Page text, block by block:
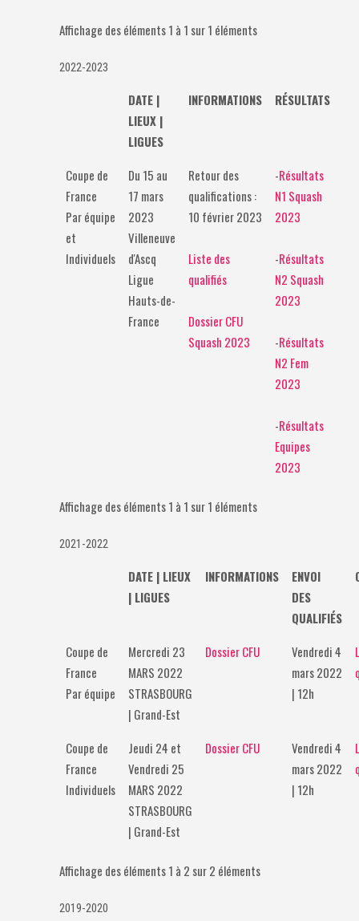
Affichage des éléments 1 à 1 sur 1 éléments
2022-2023
DATE |
LIEUX |
LIGUES
INFORMATIONS RÉSULTATS
Coupe de
France
Par équipe
et
Individuels
Du 15 au
17 mars
2023
Villeneuve
d'Ascq
Ligue
Hauts-de-
France
Retour des
qualifications :
10 février 2023
Liste des
qualifiés
Dossier CFU
Squash 2023
-Résultats
N1 Squash
2023
-Résultats
N2 Squash
2023
-Résultats
N2 Fem
2023
-Résultats
Equipes
2023
Affichage des éléments 1 à 1 sur 1 éléments
2021-2022
DATE | LIEUX
| LIGUES
INFORMATIONS
ENVOI
DES
QUALIFIÉS
Coupe de
France
Par équipe
Mercredi 23
MARS 2022
STRASBOURG
| Grand-Est
Dossier CFU
Vendredi 4
mars 2022
| 12h
Coupe de
France
Individuels
Jeudi 24 et
Vendredi 25
MARS 2022
STRASBOURG
| Grand-Est
Dossier CFU
Vendredi 4
mars 2022
| 12h
Affichage des éléments 1 à 2 sur 2 éléments
2019-2020